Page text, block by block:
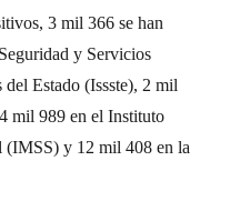
3 mil 366 se han
y Servicios
del Estado (Issste), 2 mil
mil 989 en el Instituto
(IMSS) y 12 mil 408 en la